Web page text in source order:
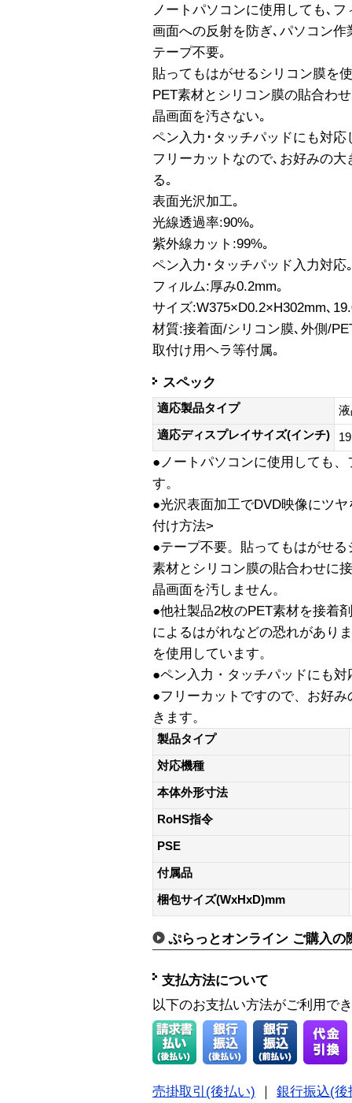
ノートパソコンに使用しても､
画面への反射を防ぎ､パソコン作
テープ不要｡
貼ってもはがせるシリコン膜を
PET素材とシリコン膜の貼合わ
晶画面を汚さない｡
ペン入力･タッチパッドにも対応
フリーカットなので､お好みの
る｡
表面光沢加工｡
光線透過率:90%｡
紫外線カット:99%｡
ペン入力･タッチパッド入力対応
フィルム:厚み0.2mm｡
サイズ:W375×D0.2×H302mm､
材質:接着面/シリコン膜､外側/
取付け用ヘラ等付属｡
スペック
適応製品タイプ
適応ディスプレイサイズ(インチ)
19
●ノートパソコンに使用しても
す。
●光沢表面加工でDVD映像にツ
付け方法>
●テープ不要。貼ってもはがせ
素材とシリコン膜の貼合わせに
晶画面を汚しません。
●他社製品2枚のPET素材を接着
によるはがれなどの恐れがあり
を使用しています。
●ペン入力・タッチパッドにも対
●フリーカットですので、お好
きます。
製品タイプ
対応機種
本体外形寸法
RoHS指令
PSE
付属品
梱包サイズ(WxHxD)mm
ぷらっとオンライン ご購入の
支払方法について
以下のお支払い方法がご利用で
売掛取引(後払い) ｜ 銀行振込(後